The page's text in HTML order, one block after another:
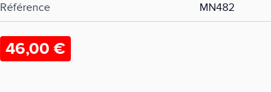
Référence MN482
46,00 €